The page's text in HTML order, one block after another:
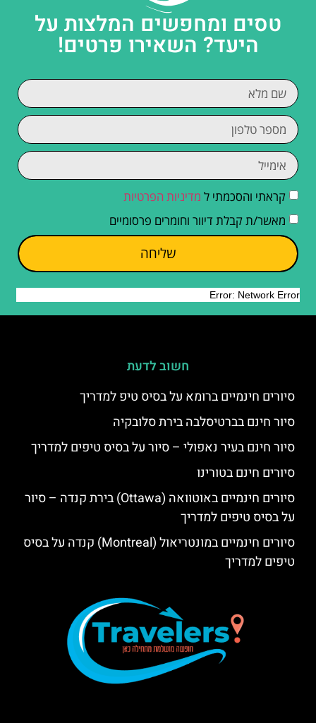
טסים ומחפשים המלצות על
היעד? השאירו פרטים!
קראתי והסכמתי ל מדיניות הפרטיות
מאשר/ת קבלת דיוור וחומרים פרסומיים
שליחה
חשוב לדעת
סיורים חינמיים ברומא על בסיס טיפ למדריך
סיור חינם בברטיסלבה בירת סלובקיה
סיור חינם בעיר נאפולי – סיור על בסיס טיפים למדריך
סיורים חינם בטורינו
סיורים חינמיים באוטוואה (Ottawa) בירת קנדה – סיור
על בסיס טיפים למדריך
סיורים חינמיים במונטריאול (Montreal) קנדה על בסיס
טיפים למדריך